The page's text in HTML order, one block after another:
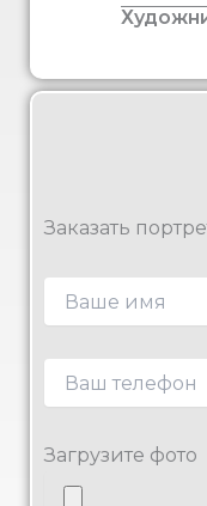
Заказать
Загрузите фото